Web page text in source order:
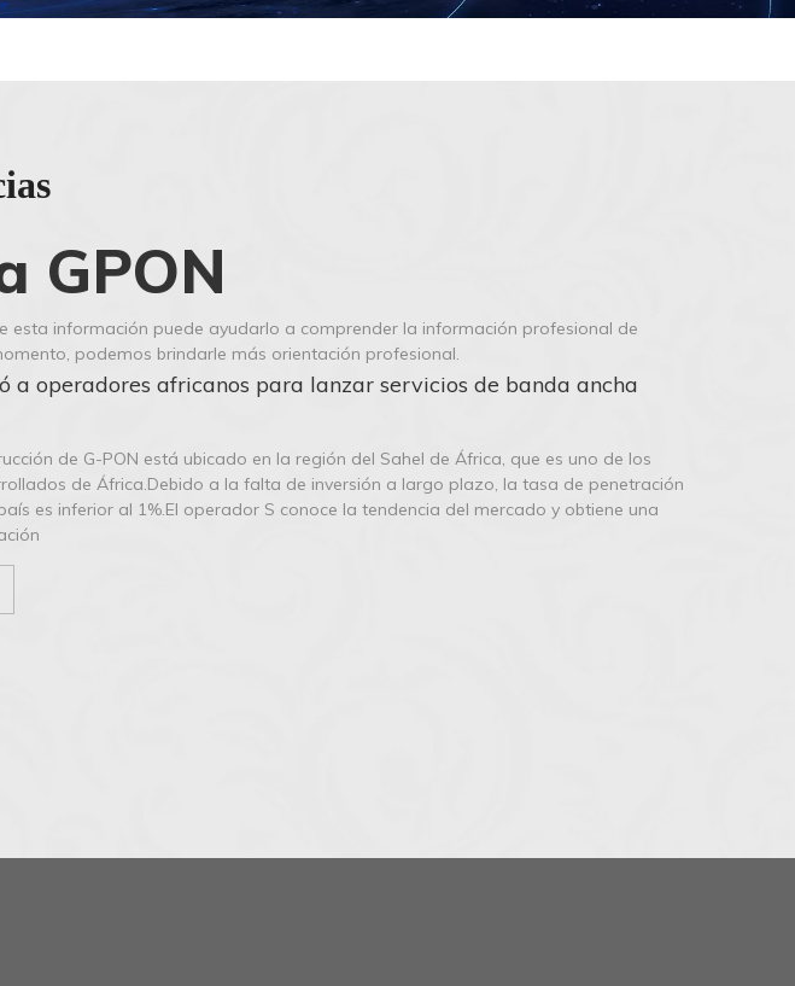
GPON
esta información puede ayudarlo a comprender la información profesional de
podemos brindarle más orientación profesional.
a operadores africanos para lanzar servicios de banda ancha
de G-PON está ubicado en la región del Sahel de África, que es uno de los
de África.Debido a la falta de inversión a largo plazo, la tasa de penetración
es inferior al 1%.El operador S conoce la tendencia del mercado y obtiene una